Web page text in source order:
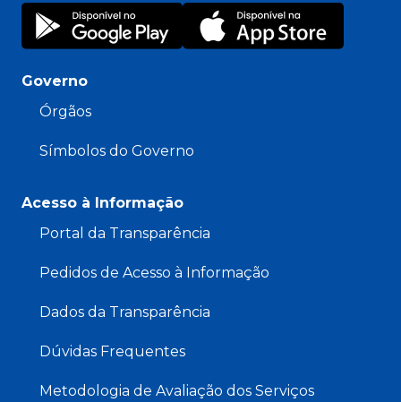
Governo
Órgãos
Símbolos do Governo
Acesso à Informação
Portal da Transparência
Pedidos de Acesso à Informação
Dados da Transparência
Dúvidas Frequentes
Metodologia de Avaliação dos Serviços